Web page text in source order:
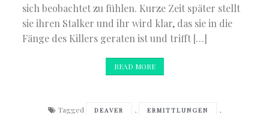
sich beobachtet zu fühlen. Kurze Zeit später stellt
sie ihren Stalker und ihr wird klar, das sie in die
Fänge des Killers geraten ist und trifft […]
READ MORE
Tagged DEAVER , ERMITTLUNGEN ,